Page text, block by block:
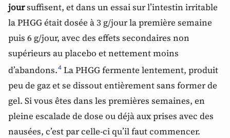
joursuffisent, et dans un essai sur l’intestin irritable
la PHGG était dosée à 3 g/jour la première semaine
puis 6 g/jour, avec des effets secondaires non
supérieurs au placebo et nettement moins
d’abandons.4 La PHGG fermente lentement, produit
peu de gaz et se dissout entièrement sans former de
gel. Si vous êtes dans les premières semaines, en
pleine escalade de dose ou déjà aux prises avec des
nausées, c’est par celle-ci qu’il faut commencer.